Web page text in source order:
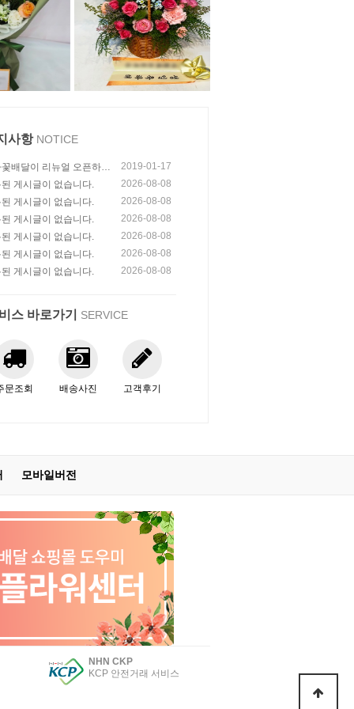
사항 NOTICE
배달이 리뉴얼 오픈하였
!
2019-01-17
게시글이 없습니다.
2026-08-08
게시글이 없습니다.
2026-08-08
게시글이 없습니다.
2026-08-08
게시글이 없습니다.
2026-08-08
게시글이 없습니다.
2026-08-08
게시글이 없습니다.
2026-08-08
스 바로가기 SERVICE
문조회 배송사진 고객후기
모바일버전
NHN CKP
KCP 안전거래 서비스